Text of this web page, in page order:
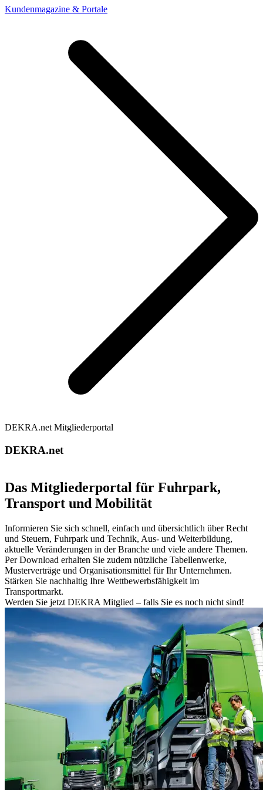
Kundenmagazine & Portale
DEKRA.net Mitgliederportal
DEKRA.net
Das Mitgliederportal für Fuhrpark,
Transport und Mobilität
Informieren Sie sich schnell, einfach und übersichtlich über Recht
und Steuern, Fuhrpark und Technik, Aus- und Weiterbildung,
aktuelle Veränderungen in der Branche und viele andere Themen.
Per Download erhalten Sie zudem nützliche Tabellenwerke,
Musterverträge und Organisationsmittel für Ihr Unternehmen.
Stärken Sie nachhaltig Ihre Wettbewerbsfähigkeit im
Transportmarkt.
Werden Sie jetzt DEKRA Mitglied – falls Sie es noch nicht sind!